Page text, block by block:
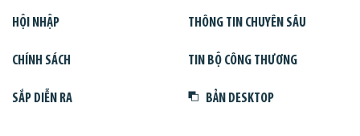
HỘI NHẬP THÔNG TIN CHUYÊN SÂU
CHÍNH SÁCH TIN BỘ CÔNG THƯƠNG
SẮP DIỄN RA BẢN DESKTOP